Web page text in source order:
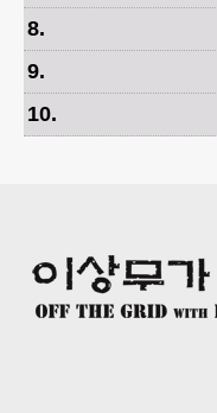
8.
9.
10.